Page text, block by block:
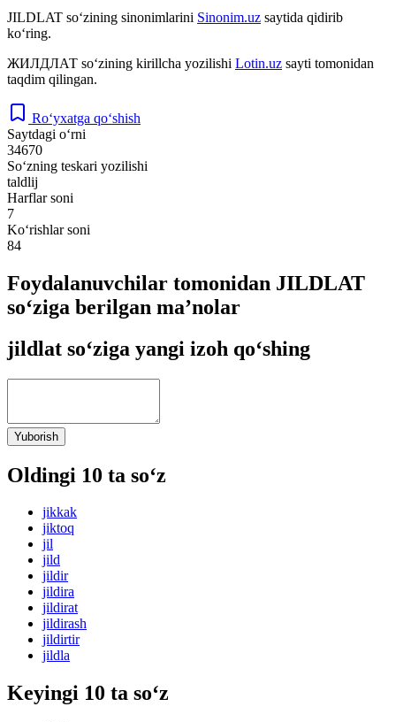
JILDLAT so‘zining sinonimlarini Sinonim.uz saytida qidirib
ko‘ring.
ЖИЛДЛАТ so‘zining kirillcha yozilishi Lotin.uz sayti tomonidan
taqdim qilingan.
Ro‘yxatga qo‘shish
Saytdagi o‘rni
34670
So‘zning teskari yozilishi
taldlij
Harflar soni
7
Ko‘rishlar soni
84
Foydalanuvchilar tomonidan JILDLAT
so‘ziga berilgan ma’nolar
jildlat so‘ziga yangi izoh qo‘shing
Yuborish
Oldingi 10 ta so‘z
jikkak
jiktoq
jil
jild
jildir
jildira
jildirat
jildirash
jildirtir
jildla
Keyingi 10 ta so‘z